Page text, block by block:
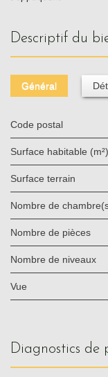
descriptif du
Général
Code postal
Surface habitable (m²)
surface terrain
Nombre de
Nombre de pièces
Nombre de niveaux
Vue
diagnostics